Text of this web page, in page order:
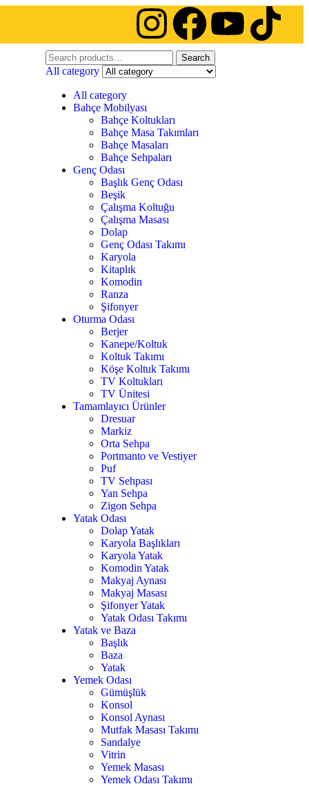
Search
All category
All category
Bahçe Mobilyası
Bahçe Koltukları
Bahçe Masa Takımları
Bahçe Masaları
Bahçe Sehpaları
Genç Odası
Başlık Genç Odası
Beşik
Çalışma Koltuğu
Çalışma Masası
Dolap
Genç Odası Takımı
Karyola
Kitaplık
Komodin
Ranza
Şifonyer
Oturma Odası
Berjer
Kanepe/Koltuk
Koltuk Takımı
Köşe Koltuk Takımı
TV Koltukları
TV Ünitesi
Tamamlayıcı Ürünler
Dresuar
Markiz
Orta Sehpa
Portmanto ve Vestiyer
Puf
TV Sehpası
Yan Sehpa
Zigon Sehpa
Yatak Odası
Dolap Yatak
Karyola Başlıkları
Karyola Yatak
Komodin Yatak
Makyaj Aynası
Makyaj Masası
Şifonyer Yatak
Yatak Odası Takımı
Yatak ve Baza
Başlık
Baza
Yatak
Yemek Odası
Gümüşlük
Konsol
Konsol Aynası
Mutfak Masası Takımı
Sandalye
Vitrin
Yemek Masası
Yemek Odası Takımı